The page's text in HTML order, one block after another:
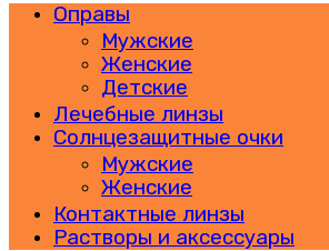
Оправы
Мужские
Женские
Детские
Лечебные линзы
Солнцезащитные очки
Мужские
Женские
Контактные линзы
Растворы и аксессуары